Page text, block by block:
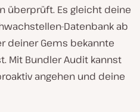
überprüft. Es gleicht deine
Datenbank ab
deiner Gems bekannte
Mit Bundler Audit kannst
angehen und deine